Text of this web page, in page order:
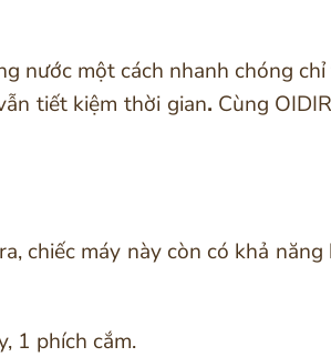
nước một cách nhanh chóng
tiết kiệm thời gian. Cùng
chiếc máy này còn có khả
1 phích cắm.